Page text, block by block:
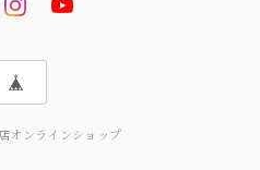
オンラインショップ